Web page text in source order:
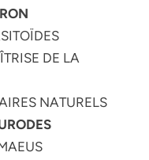
DE LA
NATURELS